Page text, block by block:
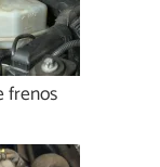
frenos